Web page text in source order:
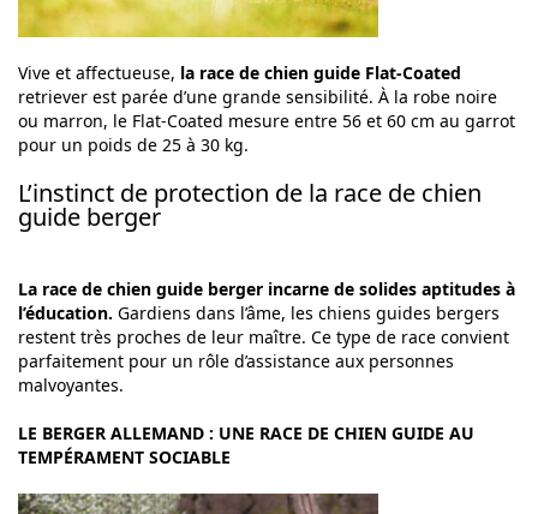
Vive et affectueuse, la race de chien guide Flat-Coated
retriever est parée d’une grande sensibilité. À la robe noire
ou marron, le Flat-Coated mesure entre 56 et 60 cm au garrot
pour un poids de 25 à 30 kg.
L’instinct de protection de la race de chien
guide berger
La race de chien guide berger incarne de solides aptitudes à
l’éducation. Gardiens dans l’âme, les chiens guides bergers
restent très proches de leur maître. Ce type de race convient
parfaitement pour un rôle d’assistance aux personnes
malvoyantes.
LE BERGER ALLEMAND : UNE RACE DE CHIEN GUIDE AU
TEMPÉRAMENT SOCIABLE